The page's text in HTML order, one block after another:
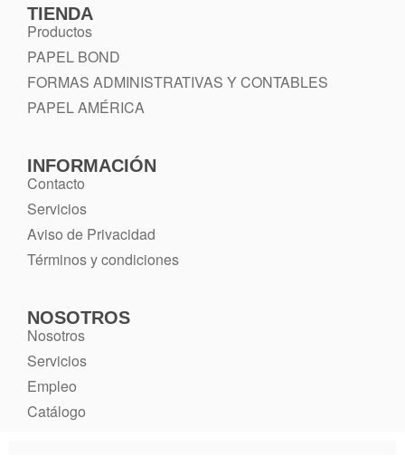
TIENDA
Productos
PAPEL BOND
FORMAS ADMINISTRATIVAS Y CONTABLES
PAPEL AMÉRICA
INFORMACIÓN
Contacto
Servicios
Aviso de Privacidad
Términos y condiciones
NOSOTROS
Nosotros
Servicios
Empleo
Catálogo